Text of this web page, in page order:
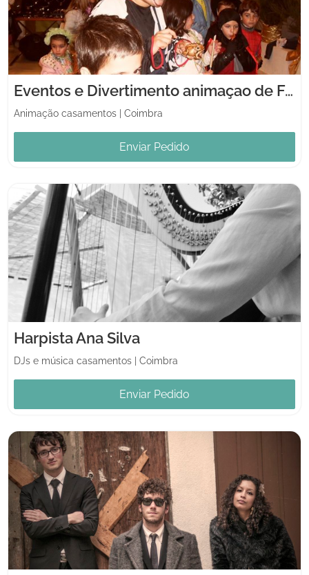
Eventos e Divertimento animaçao de Festas Infantis
Animação casamentos Coimbra
Enviar Pedido
Harpista Ana Silva
DJs e música casamentos Coimbra
Enviar Pedido